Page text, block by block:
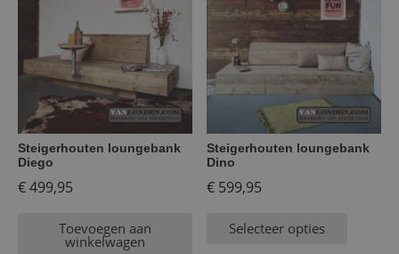
Steigerhouten loungebank
Diego
€499,95
Toevoegen aan
winkelwagen
Steigerhouten loungebank
Dino
€ 599,95
Selecteer opties